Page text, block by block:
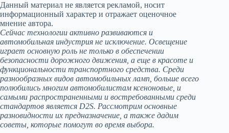
Данный материал не является рекламой, носит
информационный характер и отражает оценочное
мнение автора.
Сейчас технологии активно развиваются и
автомобильная индустрия не исключение. Освещение
играет основную роль не только в обеспечении
безопасности дорожного движения, а еще в красоте и
функциональности транспортного средства. Среди
разнообразных видов автомобильных ламп, больше всего
полюбились многим автомобилистам ксеноновые, и
самыми распространенными и востребованными среди
стандартов является D2S. Рассмотрим основные
разновидности их предназначение, а также дадим
советы, которые помогут во время выбора.